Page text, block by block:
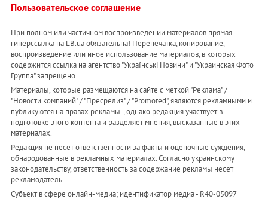
Пользовательское соглашение
При полном или частичном воспроизведении материалов прямая
гиперссылка на LB.ua обязательна! Перепечатка, копирование,
воспроизведение или иное использование материалов, в которых
содержится ссылка на агентство "Українськi Новини" и "Украинская Фото
Группа" запрещено.
Материалы, которые размещаются на сайте с меткой "Реклама" /
"Новости компаний" / "Пресрелиз" / "Promoted", являются рекламными и
публикуются на правах рекламы. , однако редакция участвует в
подготовке этого контента и разделяет мнения, высказанные в этих
материалах.
Редакция не несет ответственности за факты и оценочные суждения,
обнародованные в рекламных материалах. Согласно украинскому
законодательству, ответственность за содержание рекламы несет
рекламодатель.
Субъект в сфере онлайн-медиа; идентификатор медиа - R40-05097